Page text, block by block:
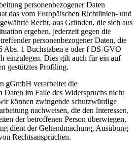
personenbezogener Daten
das vom Europäischen Richtlinien- und
Recht, aus Gründen, die sich aus
ergeben, jederzeit gegen die
personenbezogener Daten, die
Abs. 1 Buchstaben e oder f DS-GVO
einzulegen. Dies gilt auch für ein auf
gestütztes Profiling.
gGmbH verarbeitet die
Daten im Falle des Widerspruchs nicht
können zwingende schutzwürdige
nachweisen, die den Interessen,
der betroffenen Person überwiegen,
dient der Geltendmachung, Ausübung
Rechtsansprüchen.